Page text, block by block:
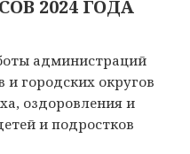
2024 ГОДА
администраций
городских округов
оздоровления и
и подростков